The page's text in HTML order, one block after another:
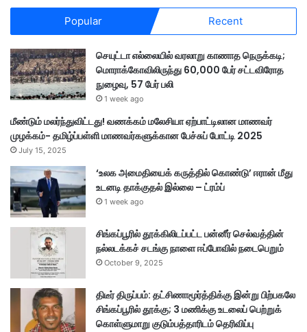
Popular Recent
செயுட்டா எல்லையில் வரலாறு காணாத நெருக்கடி;
மொராக்கோவிலிருந்து 60,000 பேர் சட்டவிரோத
நுழைவு, 57 பேர் பலி
1 week ago
மீண்டும் மலர்ந்துவிட்டது! வணக்கம் மலேசியா ஏற்பாட்டிலான மாணவர்
முழக்கம்- தமிழ்ப்பள்ளி மாணவர்களுக்கான பேச்சுப் போட்டி 2025
July 15, 2025
‘உலக அமைதியைக் கருத்தில் கொண்டு’ ஈரான் மீது
உடனடி தாக்குதல் இல்லை – ட்ரம்ப்
1 week ago
சிங்கப்பூரில் தூக்கிலிடப்பட்ட பன்னீர் செல்வத்தின்
நல்லடக்கச் சடங்கு நாளை ஈப்போவில் நடைபெறும்
October 9, 2025
திடீர் திருப்பம்: தட்சிணாமூர்த்திக்கு இன்று பிற்பகலே
சிங்கப்பூரில் தூக்கு; 3 மணிக்கு உடலைப் பெற்றுக்
கொள்ளுமாறு குடும்பத்தாரிடம் தெரிவிப்பு